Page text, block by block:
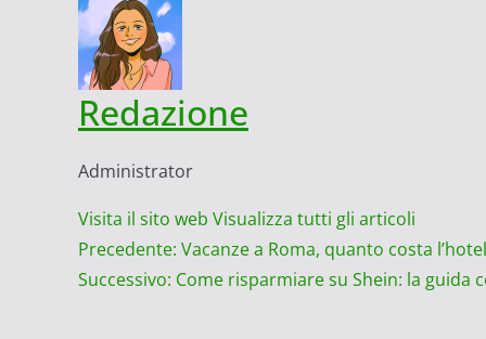
Redazione
Administrator
Visita il sito web Visualizza tutti gli articoli
Navigazione
articolo
Precedente: Vacanze a Roma, quanto costa
Successivo: Come risparmiare su Shein: la guida